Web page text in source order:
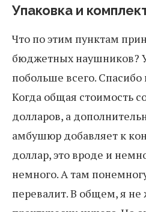
Упаковка и
Что по этим пунктам
бюджетных наушников?
побольше всего. Спасибо
Когда общая стоимость
долларов, а
амбушюр добавляет к
доллар, это вроде и
немного. А там
перевалит. В общем, я не